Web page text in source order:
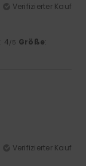
Verifizierter Kauf
: 4/5 Größe:
Verifizierter Kauf